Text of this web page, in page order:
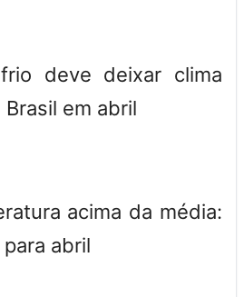
deve deixar clima
em abril
acima da média:
abril